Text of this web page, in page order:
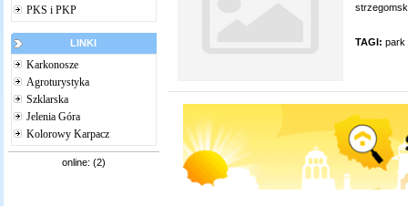
PKS i PKP
LINKI
Karkonosze
Agroturystyka
Szklarska
Jelenia Góra
Kolorowy Karpacz
online: (2)
TAGI: park